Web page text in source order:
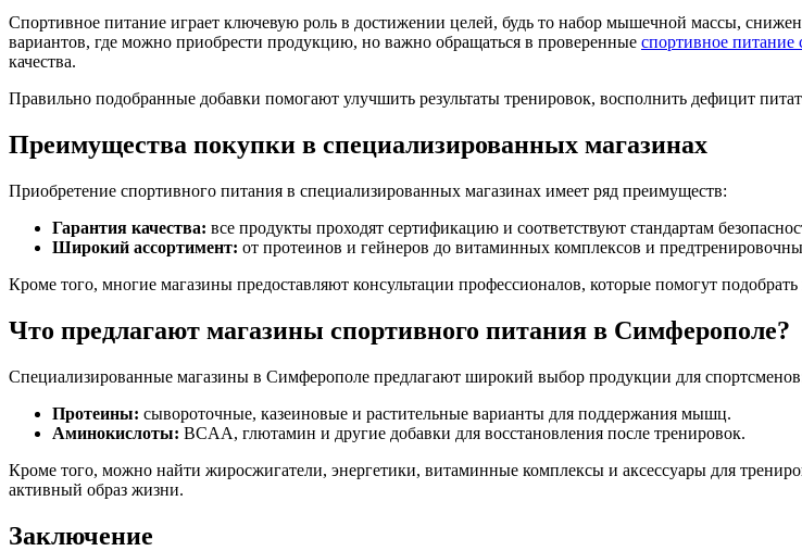
Спортивное питание играет ключевую роль в достижении целей, будь то набор мышечной массы,
вариантов, где можно приобрести продукцию, но важно обращаться в проверенные спортивное
качества.
Правильно подобранные добавки помогают улучшить результаты тренировок, восполнить дефицит
Преимущества покупки в специализированных магазинах
Приобретение спортивного питания в специализированных магазинах имеет ряд преимуществ:
Гарантия качества: все продукты проходят сертификацию и соответствуют стандартам
Широкий ассортимент: от протеинов и гейнеров до витаминных комплексов и
Кроме того, многие магазины предоставляют консультации профессионалов, которые помогут
Что предлагают магазины спортивного питания в Симферополе?
Специализированные магазины в Симферополе предлагают широкий выбор продукции для
Протеины: сывороточные, казеиновые и растительные варианты для поддержания мышц.
Аминокислоты: BCAA, глютамин и другие добавки для восстановления после тренировок.
Кроме того, можно найти жиросжигатели, энергетики, витаминные комплексы и аксессуары для
активный образ жизни.
Заключение